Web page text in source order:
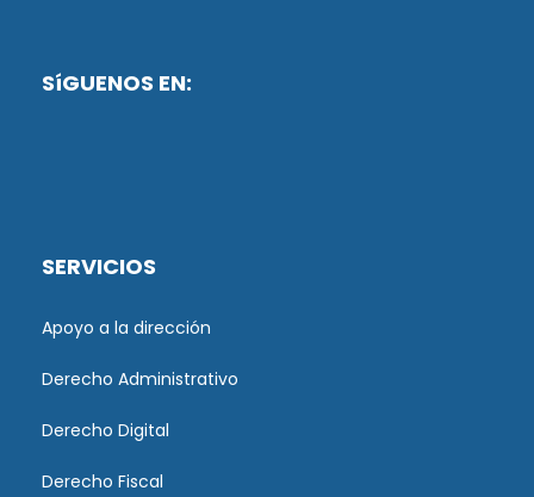
SíGUENOS EN:
SERVICIOS
Apoyo a la dirección
Derecho Administrativo
Derecho Digital
Derecho Fiscal